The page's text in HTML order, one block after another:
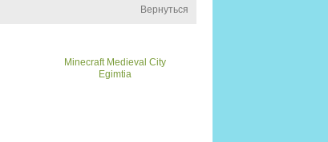
Вернуться
Minecraft Medieval City
Egimtia